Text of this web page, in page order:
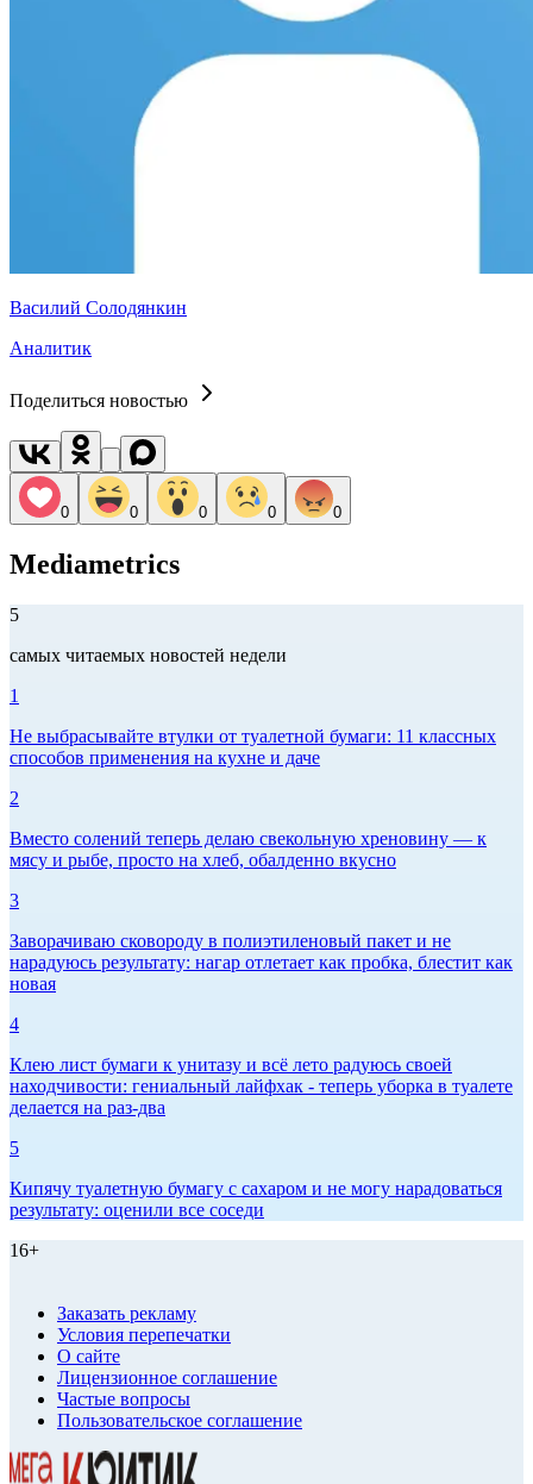
Василий Солодянкин
Аналитик
Поделиться новостью
0 0 0 0 0
Mediametrics
5
самых читаемых новостей недели
1
Не выбрасывайте втулки от туалетной бумаги: 11 классных
способов применения на кухне и даче
2
Вместо солений теперь делаю свекольную хреновину — к
мясу и рыбе, просто на хлеб, обалденно вкусно
3
Заворачиваю сковороду в полиэтиленовый пакет и не
нарадуюсь результату: нагар отлетает как пробка, блестит как
новая
4
Клею лист бумаги к унитазу и всё лето радуюсь своей
находчивости: гениальный лайфхак - теперь уборка в туалете
делается на раз-два
5
Кипячу туалетную бумагу с сахаром и не могу нарадоваться
результату: оценили все соседи
16+
Заказать рекламу
Условия перепечатки
О сайте
Лицензионное соглашение
Частые вопросы
Пользовательское соглашение